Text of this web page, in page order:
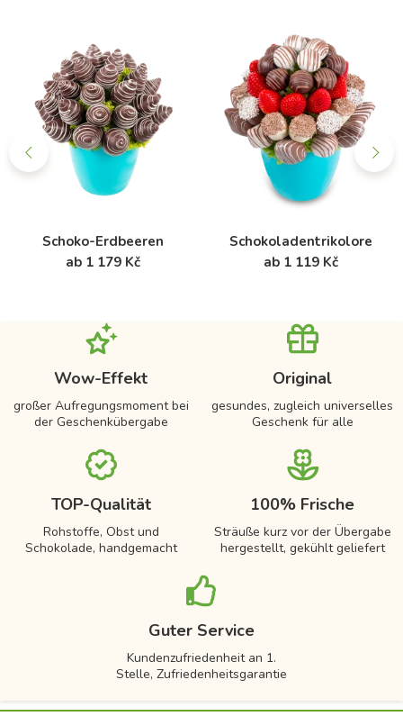
Schoko-Erdbeeren
ab 1 179 Kč
Schokoladentrikolore
ab 1 119 Kč
Wow-Effekt
großer Aufregungsmoment bei
der Geschenkübergabe
Original
gesundes, zugleich universelles
Geschenk für alle
TOP-Qualität
Rohstoffe, Obst und
Schokolade, handgemacht
100% Frische
Sträuße kurz vor der Übergabe
hergestellt, gekühlt geliefert
Guter Service
Kundenzufriedenheit an 1.
Stelle, Zufriedenheitsgarantie